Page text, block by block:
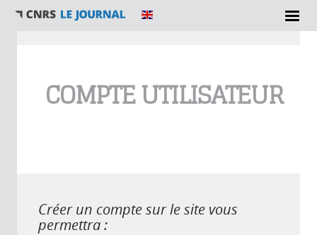
COMPTE UTILISATEUR
Créer un compte sur le site vous
permettra :